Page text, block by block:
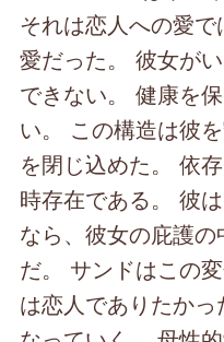
それは恋人への愛
愛だった。 彼女が
できない。 健康を
い。 この構造は彼
を閉じ込めた。 依
時存在である。 彼
なら、彼女の庇護
だ。 サンドはこの
は恋人でありたか